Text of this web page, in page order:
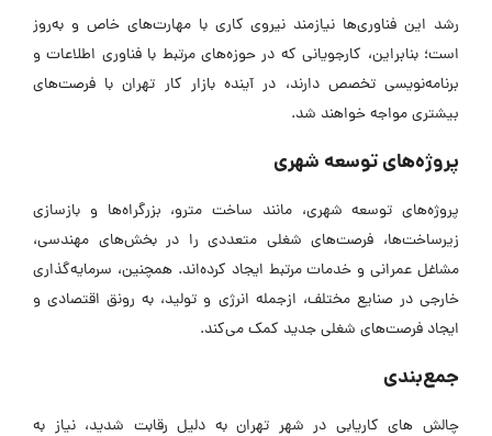
رشد این فناوری‌ها نیازمند نیروی کاری با مهارت‌های خاص و به‌روز
است؛ بنابراین، کارجویانی که در حوزه‌های مرتبط با فناوری اطلاعات و
برنامه‌نویسی تخصص دارند، در آینده بازار کار تهران با فرصت‌های
بیشتری مواجه خواهند شد.
پروژه‌های توسعه شهری
پروژه‌های توسعه شهری، مانند ساخت مترو، بزرگراه‌ها و بازسازی
زیرساخت‌ها، فرصت‌های شغلی متعددی را در بخش‌های مهندسی،
مشاغل عمرانی و خدمات مرتبط ایجاد کرده‌اند. همچنین، سرمایه‌گذاری
‌خارجی در صنایع مختلف، ازجمله انرژی و تولید، به رونق اقتصادی و
ایجاد فرصت‌های شغلی جدید کمک می‌کند.
جمع‌بندی
چالش های کاریابی در شهر تهران به دلیل رقابت شدید، نیاز به